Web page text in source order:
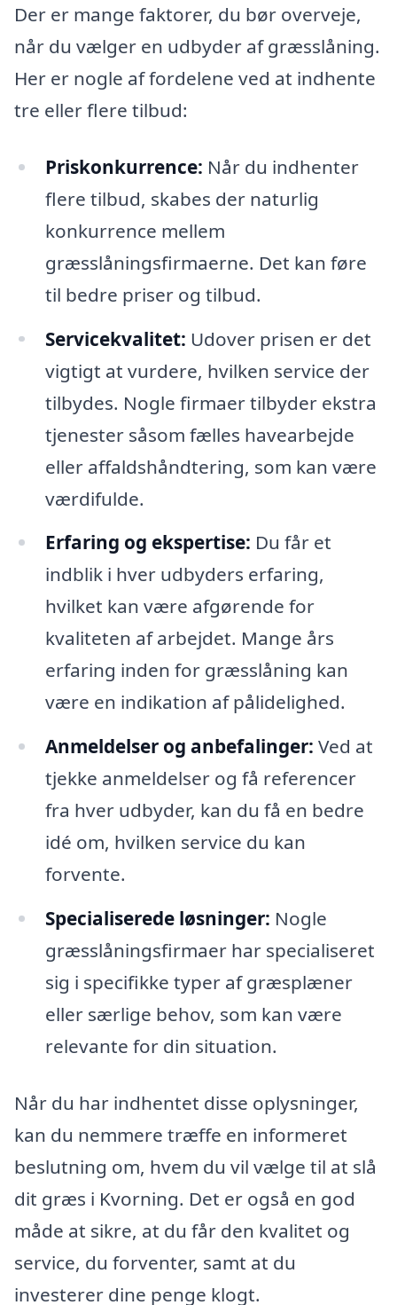
Der er mange faktorer, du bør overveje,
når du vælger en udbyder af græsslåning.
Her er nogle af fordelene ved at indhente
tre eller flere tilbud:
Priskonkurrence: Når du indhenter
flere tilbud, skabes der naturlig
konkurrence mellem
græsslåningsfirmaerne. Det kan føre
til bedre priser og tilbud.
Servicekvalitet: Udover prisen er det
vigtigt at vurdere, hvilken service der
tilbydes. Nogle firmaer tilbyder ekstra
tjenester såsom fælles havearbejde
eller affaldshåndtering, som kan være
værdifulde.
Erfaring og ekspertise: Du får et
indblik i hver udbyders erfaring,
hvilket kan være afgørende for
kvaliteten af arbejdet. Mange års
erfaring inden for græsslåning kan
være en indikation af pålidelighed.
Anmeldelser og anbefalinger: Ved at
tjekke anmeldelser og få referencer
fra hver udbyder, kan du få en bedre
idé om, hvilken service du kan
forvente.
Specialiserede løsninger: Nogle
græsslåningsfirmaer har specialiseret
sig i specifikke typer af græsplæner
eller særlige behov, som kan være
relevante for din situation.
Når du har indhentet disse oplysninger,
kan du nemmere træffe en informeret
beslutning om, hvem du vil vælge til at slå
dit græs i Kvorning. Det er også en god
måde at sikre, at du får den kvalitet og
service, du forventer, samt at du
investerer dine penge klogt.